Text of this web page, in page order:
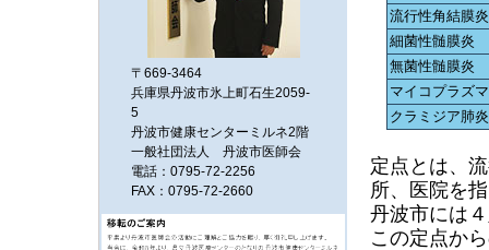
〒669-3464
兵庫県丹波市氷上町石生2059-
5
丹波市健康センターミルネ2階
一般社団法人 丹波市医師会
電話：0795-72-2256
FAX：0795-72-2660
流行性角結膜炎
細菌性髄膜炎
無菌性髄膜炎
マイコプラズ
クラミジア肺炎
定点とは、
所、医院を
丹波市には
この定点か